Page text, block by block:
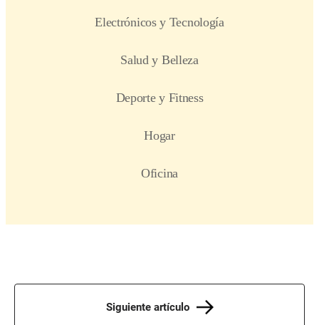
Siguiente artículo